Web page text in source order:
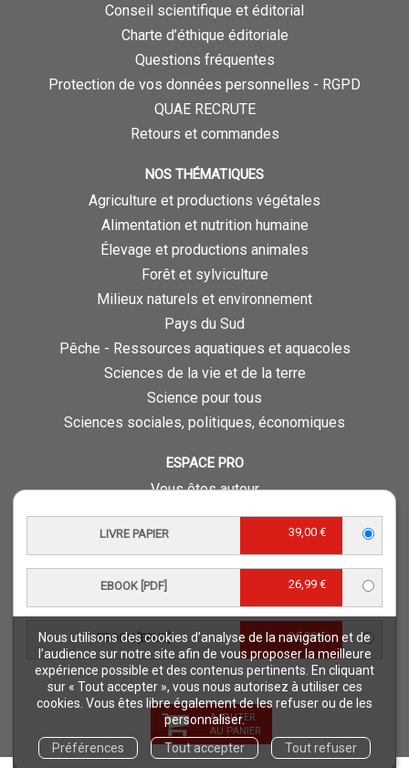
Nous utilisons des cookies d’analyse de la navigation et de
l’audience sur notre site afin de vous proposer la meilleure
expérience possible et des contenus pertinents. En cliquant
sur « Tout accepter », vous nous autorisez à utiliser ces
cookies. Vous êtes libre également de les refuser ou de les
personnaliser.
Préférences
Tout accepter Tout refuser
LIVRE PAPIER 39,00 €
EBOOK [PDF] 26,99 €
EBOOK [EPUB] 26,99 €
AJOUTER
AU PANIER
Conseil scientifique et éditorial
Charte d’éthique éditoriale
Questions fréquentes
Protection de vos données personnelles - RGPD
QUAE RECRUTE
Retours et commandes
NOS THÉMATIQUES
Agriculture et productions végétales
Alimentation et nutrition humaine
Élevage et productions animales
Forêt et sylviculture
Milieux naturels et environnement
Pays du Sud
Pêche - Ressources aquatiques et aquacoles
Sciences de la vie et de la terre
Science pour tous
Sciences sociales, politiques, économiques
ESPACE PRO
Vous êtes auteur
Vous êtes journaliste
Vous êtes libraire
Foreign rights
Procédure d'évaluation
NOTRE SITE
Quae © 2018
Mentions légales
Déclaration d'accessibilité